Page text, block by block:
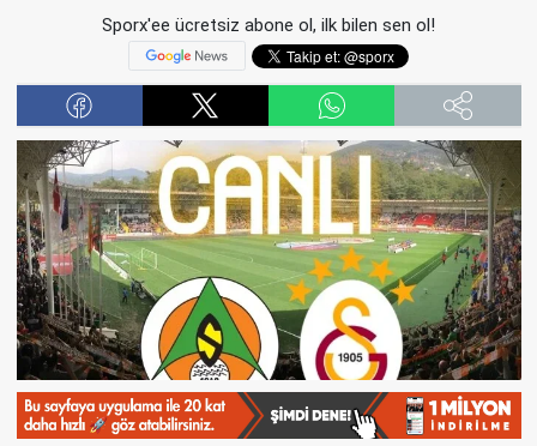
Sporx'ee ücretsiz abone ol, ilk bilen sen ol!